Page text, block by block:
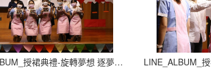
LINE_ALBUM_授裙典禮-旋轉夢想 逐夢飛翔_210927_13